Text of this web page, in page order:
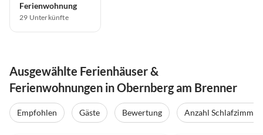
Ferienwohnung
29 Unterkünfte
Ausgewählte Ferienhäuser &
Ferienwohnungen in Obernberg am Brenner
Empfohlen Gäste Bewertung Anzahl Schlafzimmer